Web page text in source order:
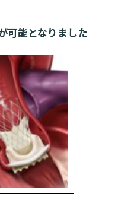
ついて
について
可能となりました